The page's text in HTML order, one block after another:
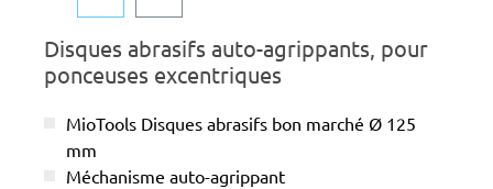
Disques abrasifs auto-agrippants, pour
ponceuses excentriques
MioTools Disques abrasifs bon marché Ø 125
mm
Méchanisme auto-agrippant